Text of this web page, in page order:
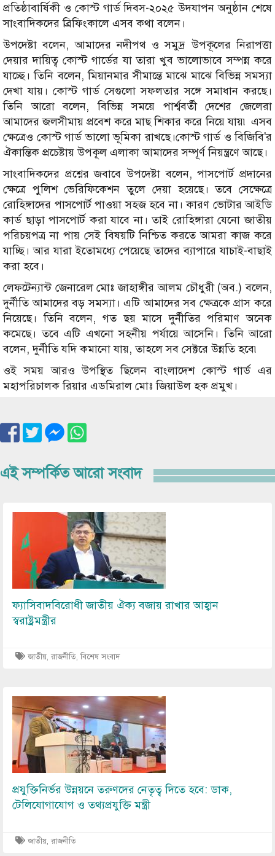
প্রতিষ্ঠাবার্ষিকী ও কোস্ট গার্ড দিবস-২০২৫ উদযাপন অনুষ্ঠান শেষে
সাংবাদিকদের ব্রিফিংকালে এসব কথা বলেন।
উপদেষ্টা বলেন, আমাদের নদীপথ ও সমুদ্র উপকূলের নিরাপত্তা
দেয়ার দায়িত্ব কোস্ট গার্ডের যা তারা খুব ভালোভাবে সম্পন্ন করে
যাচ্ছে। তিনি বলেন, মিয়ানমার সীমান্তে মাঝে মাঝে বিভিন্ন সমস্যা
দেখা যায়। কোস্ট গার্ড সেগুলো সফলতার সঙ্গে সমাধান করছে।
তিনি আরো বলেন, বিভিন্ন সময়ে পার্শ্ববর্তী দেশের জেলেরা
আমাদের জলসীমায় প্রবেশ করে মাছ শিকার করে নিয়ে যায়৷ এসব
ক্ষেত্রেও কোস্ট গার্ড ভালো ভূমিকা রাখছে।কোস্ট গার্ড ও বিজিবি'র
ঐকান্তিক প্রচেষ্টায় উপকূল এলাকা আমাদের সম্পূর্ণ নিয়ন্ত্রণে আছে।
সাংবাদিকদের প্রশ্নের জবাবে উপদেষ্টা বলেন, পাসপোর্ট প্রদানের
ক্ষেত্রে পুলিশ ভেরিফিকেশন তুলে দেয়া হয়েছে। তবে সেক্ষেত্রে
রোহিঙ্গাদের পাসপোর্ট পাওয়া সহজ হবে না। কারণ ভোটার আইডি
কার্ড ছাড়া পাসপোর্ট করা যাবে না। তাই রোহিঙ্গারা যেনো জাতীয়
পরিচয়পত্র না পায় সেই বিষয়টি নিশ্চিত করতে আমরা কাজ করে
যাচ্ছি। আর যারা ইতোমধ্যে পেয়েছে তাদের ব্যাপারে যাচাই-বাছাই
করা হবে।
লেফটেন্যান্ট জেনারেল মোঃ জাহাঙ্গীর আলম চৌধুরী (অব.) বলেন,
দুর্নীতি আমাদের বড় সমস্যা। এটি আমাদের সব ক্ষেত্রকে গ্রাস করে
নিয়েছে। তিনি বলেন, গত ছয় মাসে দুর্নীতির পরিমাণ অনেক
কমেছে। তবে এটি এখনো সহনীয় পর্যায়ে আসেনি। তিনি আরো
বলেন, দুর্নীতি যদি কমানো যায়, তাহলে সব সেক্টরে উন্নতি হবে৷
ওই সময় আরও উপস্থিত ছিলেন বাংলাদেশ কোস্ট গার্ড এর
মহাপরিচালক রিয়ার এডমিরাল মোঃ জিয়াউল হক প্রমুখ।
এই সম্পর্কিত আরো সংবাদ
ফ্যাসিবাদবিরোধী জাতীয় ঐক্য বজায় রাখার আহ্বান
স্বরাষ্ট্রমন্ত্রীর
জাতীয়, রাজনীতি,বিশেষ সংবাদ
Image
প্রযুক্তিনির্ভর উন্নয়নে তরুণদের নেতৃত্ব দিতে হবে: ডাক,
টেলিযোগাযোগ ও তথ্যপ্রযুক্তি মন্ত্রী
জাতীয়, রাজনীতি